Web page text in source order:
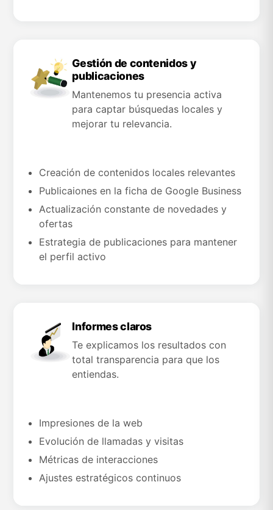
Gestión de contenidos y
publicaciones
Mantenemos tu presencia activa
para captar búsquedas locales y
mejorar tu relevancia.
Creación de contenidos locales relevantes
Publicaiones en la ficha de Google Business
Actualización constante de novedades y
ofertas
Estrategia de publicaciones para mantener
el perfil activo
Informes claros
Te explicamos los resultados con
total transparencia para que los
entiendas.
Impresiones de la web
Evolución de llamadas y visitas
Métricas de interacciones
Ajustes estratégicos continuos